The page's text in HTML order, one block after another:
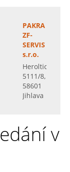
PAKRA
ZF-
SERVIS
s.r.o.
Heroltická
5111/8,
58601
Jihlava
v